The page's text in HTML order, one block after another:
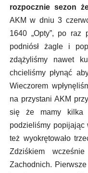
rozpocznie sezon
AKM w dniu 3
1640 „Opty”, po raz
podniósł żagle i
zdążyliśmy nawet
chcieliśmy płynąć
Wieczorem
na przystani AKM
się że mamy kilka
podzieliśmy popijając
też wyokrętowało
Zdziśkiem
Zachodnich.